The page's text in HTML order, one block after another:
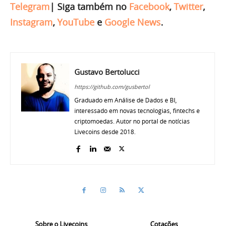
Telegram | Siga também no Facebook, Twitter,
Instagram, YouTube e Google News.
Gustavo Bertolucci
https://github.com/gusbertol
Graduado em Análise de Dados e BI,
interessado em novas tecnologias, fintechs e
criptomoedas. Autor no portal de notícias
Livecoins desde 2018.
Sobre o Livecoins Cotações